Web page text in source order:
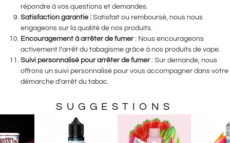
répondre à vos questions et demandes.
Satisfaction garantie : Satisfait ou remboursé, nous nous
engageons sur la qualité de nos produits.
Encouragement à arrêter de fumer: Nous encourageons
activement l’arrêt du tabagisme grâce à nos produits de vape.
Suivi personnalisé pour arrêter de fumer: Sur demande, nous
offrons un suivi personnalisé pour vous accompagner dans votre
démarche d’arrêt du tabac.
SUGGESTIONS